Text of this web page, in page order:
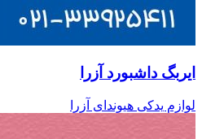
ایربگ داشبورد آزرا
لوازم یدکی هیوندای آزرا